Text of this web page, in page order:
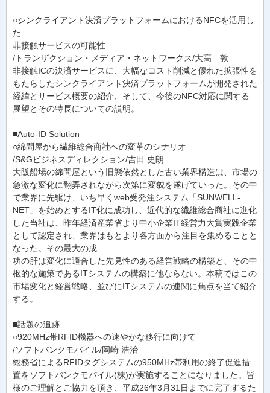
○シンクライアント決済プラットフォームにおけるNFCを活用し
た
非接触サービスの可能性
/トランザクション・メディア・ネットワークス/大高 敦
非接触ICの決済サービスに、大幅なコスト削減と優れた拡張性を
もたらしたシンクライアント決済プラットフォームが開発された
経緯とサービス概要の紹介、そして、今後のNFC対応に関する
展望とその特長についての説明。
■Auto-ID Solution
○綿問屋から繊維総合商社への変革のシナリオ
/S&Gビジネスディレクション/吉田 史朗
大阪船場の綿問屋という旧態依然とした古い業界構造は、市場の
急激な変化に翻弄されながら次第に変貌を遂げていった。その中
で業界に先駆け、いち早くweb受発注システム「SUNWELL-
NET」を始めとするIT化に成功し、近代的な繊維総合商社に進化
した当社は、昨年経済産業省より中小企業IT経営力大賞実践企業
として認定され、業界はもとより各方面から注目を集めることと
なった。その最大の成
功の肝は変化に適合した先見性のある経営戦略の構築と、その中
枢的な施策であるITシステムの構築に他ならない。本稿ではこの
市場変化と経営戦略、並びにITシステムの連関に焦点を当て紹介
する。
■話題の追跡
○920MHz帯RFID機器への速やかな移行に向けて
/ソフトバンクモバイル/岡崎 浩治
総務省によるRFIDタグシステムの950MHz帯利用の終了促進措
置をソフトバンクモバイル(株)が実施することになりました。皆
様のご理解とご協力を頂き、平成26年3月31日までに完了するた